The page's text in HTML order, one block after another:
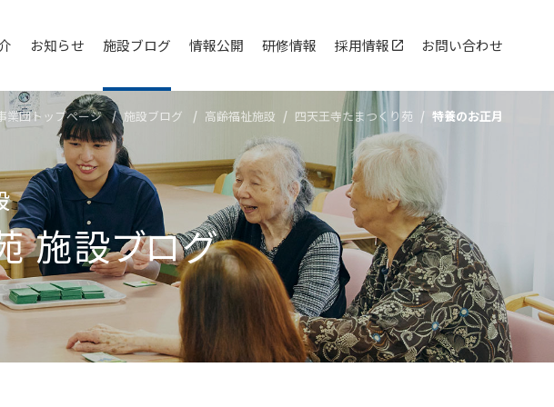
お知らせ 施設ブログ 情報公開 研修情報 採用情報 お問い合わせ
業団トップページ 施設ブログ 高齢福祉施設 四天王寺たまつくり苑 特養のお正月
施設ブログ